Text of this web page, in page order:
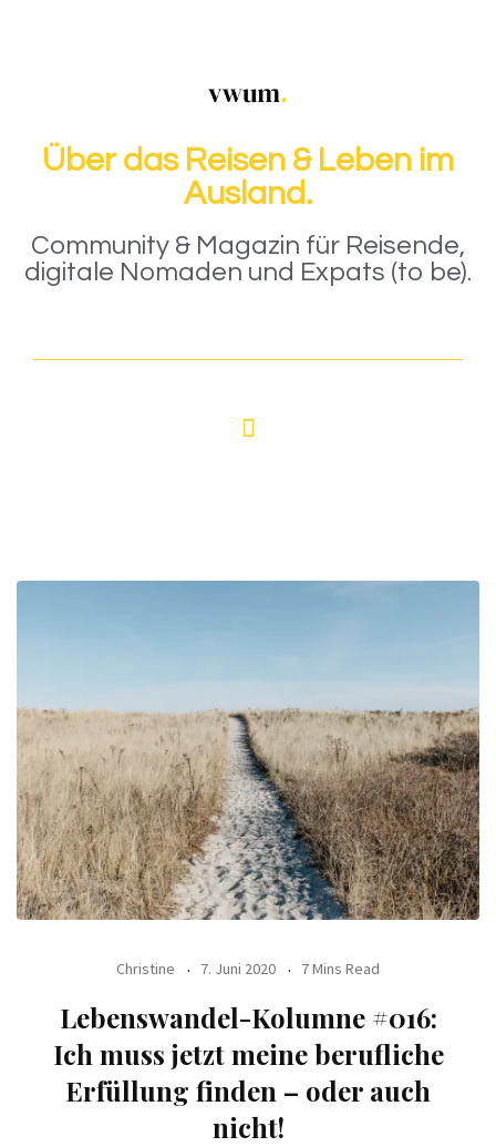
Über das Reisen & Leben im
Ausland.
Community & Magazin für Reisende,
digitale Nomaden und Expats (to be).
Christine 7. Juni 2020 7 Mins Read
Lebenswandel-Kolumne #016:
Ich muss jetzt meine berufliche
Erfüllung finden – oder auch
nicht!